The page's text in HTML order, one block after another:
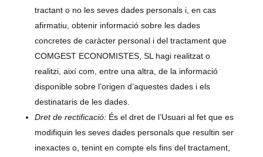
tractant o no les seves dades personals i, en cas
afirmatiu, obtenir informació sobre les dades
concretes de caràcter personal i del tractament que
COMGEST ECONOMISTES, SL hagi realitzat o
realitzi, així com, entre una altra, de la informació
disponible sobre l’origen d’aquestes dades i els
destinataris de les dades.
Dret de rectificació: És el dret de l’Usuari al fet que es
modifiquin les seves dades personals que resultin ser
inexactes o, tenint en compte els fins del tractament,